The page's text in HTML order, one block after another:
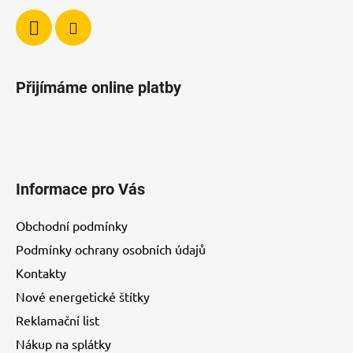
s
Přijímáme online platby
Informace pro Vás
Obchodní podmínky
Podmínky ochrany osobních údajů
Kontakty
Nové energetické štítky
Reklamační list
Nákup na splátky